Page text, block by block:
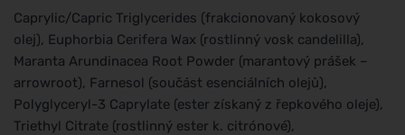
Caprylic/Capric Triglycerides (frakcionovaný kokosový
olej), Euphorbia Cerifera Wax (rostlinný vosk candelilla),
Maranta Arundinacea Root Powder (marantový prášek –
arrowroot), Farnesol (součást esenciálních olejů),
Polyglyceryl-3 Caprylate (ester získaný z řepkového oleje),
Triethyl Citrate (rostlinný ester k. citrónové),